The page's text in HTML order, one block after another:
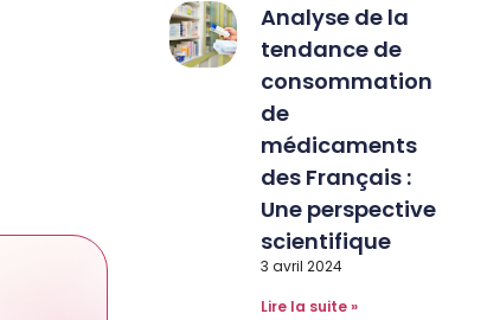
Analyse de la
tendance de
consommation
de
médicaments
des Français :
Une perspective
scientifique
3 avril 2024
Lire la suite »